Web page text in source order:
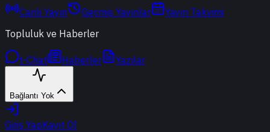
Canlı Yayın Geçmiş Yayınlar
Yayın Takvimi
Topluluk ve Haberler
t-Chat Haberler Yazılar
Bağlantı Yok
Giriş YapKayıt Ol